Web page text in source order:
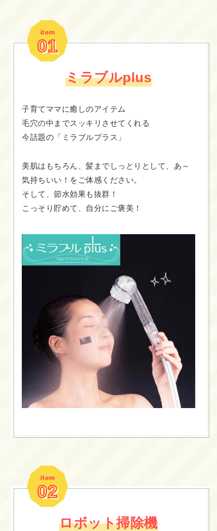
item
01
ミラブルplus
子育てママに癒しのアイテム
毛穴の中までスッキリさせてくれる
今話題の「ミラブルプラス」
美肌はもちろん、髪までしっとりとして、 あ～
気持ちいい！をご体感ください。
そして、節水効果も抜群！
こっそり貯めて、自分にご褒美！
item
02
ロボット掃除機